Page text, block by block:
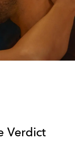
Verdict